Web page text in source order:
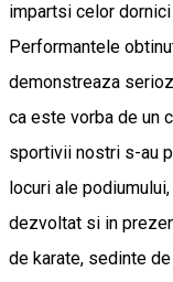
impartsi celor
Performantele
demonstreaza
ca este vorba de un
sportivii nostri s-au
locuri ale
dezvoltat si in
de karate, sedinte